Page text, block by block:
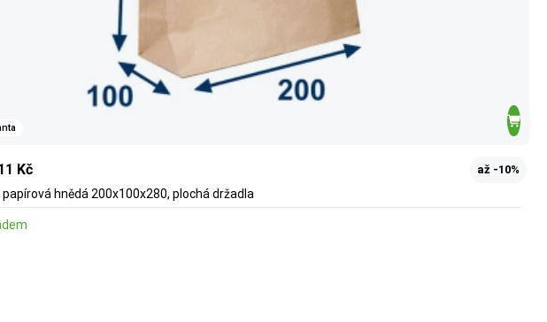
Kč až -10%
papírová hnědá 200x100x280, plochá držadla